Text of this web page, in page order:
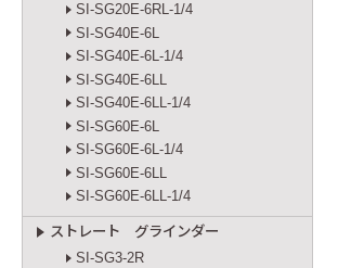
SI-SG20E-6RL-1/4
SI-SG40E-6L
SI-SG40E-6L-1/4
SI-SG40E-6LL
SI-SG40E-6LL-1/4
SI-SG60E-6L
SI-SG60E-6L-1/4
SI-SG60E-6LL
SI-SG60E-6LL-1/4
ストレート グラインダー
SI-SG3-2R